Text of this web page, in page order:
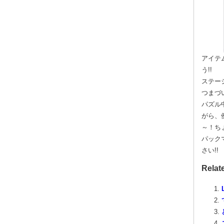
アイテ
う!!
ステー
つまづ
パズル
がら、
～！ち
パック
さい!!